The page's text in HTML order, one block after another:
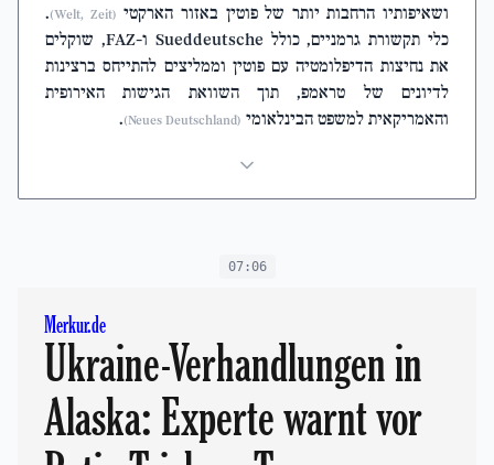
ושאיפותיו הרחבות יותר של פוטין באזור הארקטי (Welt, Zeit)
.
כלי תקשורת גרמניים, כולל Sueddeutsche ו-FAZ, שוקלים
את נחיצות הדיפלומטיה עם פוטין וממליצים להתייחס ברצינות
לדיונים של טראמפ, תוך השוואת הגישות האירופית
והאמריקאית למשפט הבינלאומי (Neues Deutschland)
.
07:06
Merkur.de
Ukraine-Verhandlungen in
Alaska: Experte warnt vor